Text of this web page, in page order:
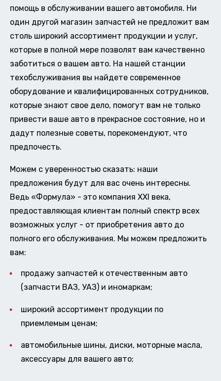
помощь в обслуживании вашего автомобиля. Ни
один другой магазин запчастей не предложит вам
столь широкий ассортимент продукции и услуг,
которые в полной мере позволят вам качественно
заботиться о вашем авто. На нашей станции
техобслуживания вы найдете современное
оборудование и квалифицированных сотрудников,
которые знают свое дело, помогут вам не только
привести ваше авто в прекрасное состояние, но и
дадут полезные советы, порекомендуют, что
предпочесть.
Можем с уверенностью сказать: наши
предложения будут для вас очень интересны.
Ведь «Формула» - это компания XXI века,
предоставляющая клиентам полный спектр всех
возможных услуг - от приобретения авто до
полного его обслуживания. Мы можем предложить
вам:
продажу запчастей к отечественным авто
(запчасти ВАЗ, УАЗ) и иномаркам;
широкий ассортимент продукции по
приемлемым ценам;
автомобильные шины, диски, моторные масла,
аксессуары для вашего авто;